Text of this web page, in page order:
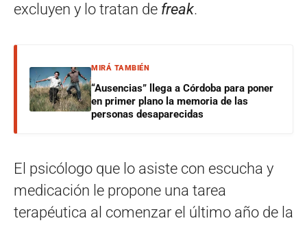
excluyen y lo tratan de freak.
MIRÁ TAMBIÉN
“Ausencias” llega a Córdoba para poner
en primer plano la memoria de las
personas desaparecidas
El psicólogo que lo asiste con escucha y
medicación le propone una tarea
terapéutica al comenzar el último año de la